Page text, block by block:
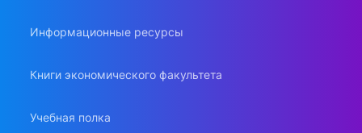
Информационные ресурсы
Книги экономического факультета
Учебная полка